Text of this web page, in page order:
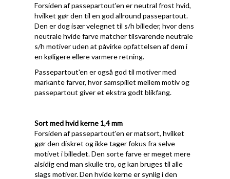
Forsiden af passepartout'en er neutral frost hvid,
hvilket gør den til en god allround passepartout.
Den er dog især velegnet til s/h billeder, hvor dens
neutrale hvide farve matcher tilsvarende neutrale
s/h motiver uden at påvirke opfattelsen af dem i
en køligere ellere varmere retning.
Passepartout'en er også god til motiver med
markante farver, hvor samspillet mellem motiv og
passepartout giver et ekstra godt blikfang.
Sort med hvid kerne 1,4 mm
Forsiden af passepartout'en er matsort, hvilket
gør den diskret og ikke tager fokus fra selve
motivet i billedet. Den sorte farve er meget mere
alsidig end man skulle tro, og kan bruges til alle
slags motiver. Den hvide kerne er synlig i den